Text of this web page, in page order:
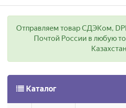
Отправляем товар СДЭКом,
Почтой России в любую
Каталог